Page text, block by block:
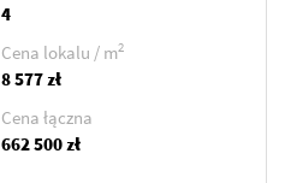
4
Cena lokalu / m2
8 577 zł
Cena łączna
662 500 zł